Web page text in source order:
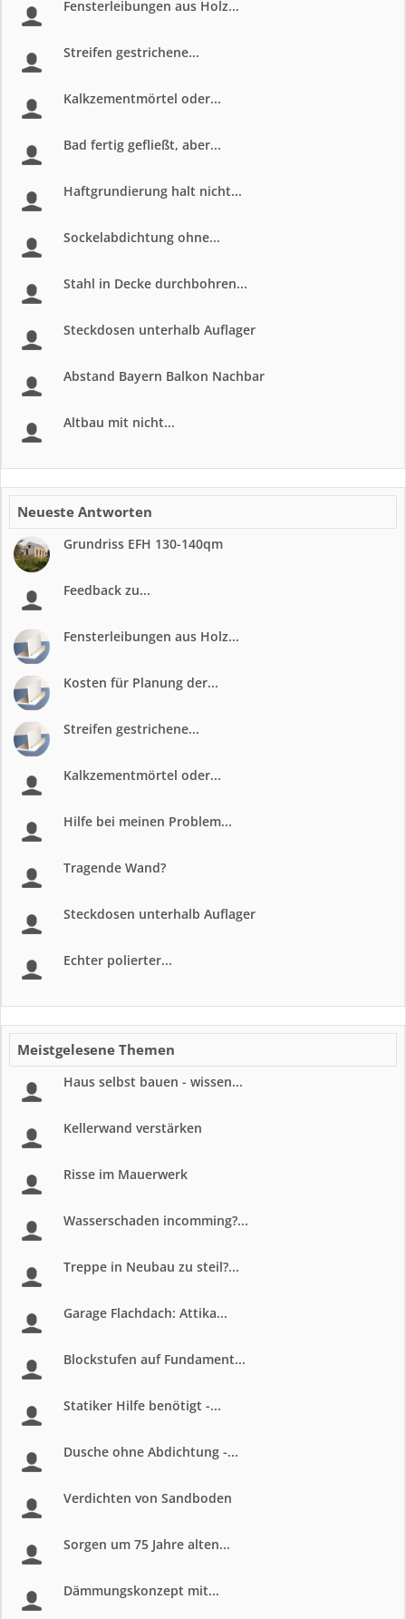
Fensterleibungen aus Holz...
Streifen gestrichene...
Kalkzementmörtel oder...
Bad fertig gefließt, aber...
Haftgrundierung halt nicht...
Sockelabdichtung ohne...
Stahl in Decke durchbohren...
Steckdosen unterhalb Auflager
Abstand Bayern Balkon Nachbar
Altbau mit nicht...
Neueste Antworten
Grundriss EFH 130-140qm
Feedback zu...
Fensterleibungen aus Holz...
Kosten für Planung der...
Streifen gestrichene...
Kalkzementmörtel oder...
Hilfe bei meinen Problem...
Tragende Wand?
Steckdosen unterhalb Auflager
Echter polierter...
Meistgelesene Themen
Haus selbst bauen - wissen...
Kellerwand verstärken
Risse im Mauerwerk
Wasserschaden incomming?...
Treppe in Neubau zu steil?...
Garage Flachdach: Attika...
Blockstufen auf Fundament...
Statiker Hilfe benötigt -...
Dusche ohne Abdichtung -...
Verdichten von Sandboden
Sorgen um 75 Jahre alten...
Dämmungskonzept mit...